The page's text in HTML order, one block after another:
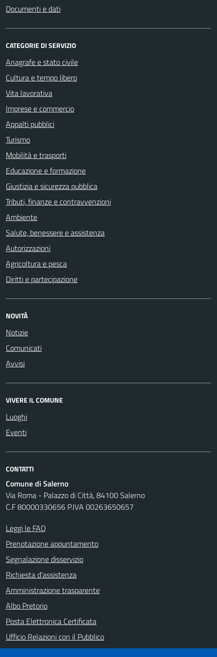
Documenti e dati
CATEGORIE DI SERVIZIO
Anagrafe e stato civile
Cultura e tempo libero
Vita lavorativa
Imprese e commercio
Appalti pubblici
Turismo
Mobilità e trasporti
Educazione e formazione
Giustizia e sicurezza pubblica
Tributi, finanze e contravvenzioni
Ambiente
Salute, benessere e assistenza
Autorizzazioni
Agricoltura e pesca
Diritti e partecipazione
NOVITÀ
Notizie
Comunicati
Avvisi
VIVERE IL COMUNE
Luoghi
Eventi
CONTATTI
Comune di Salerno
Via Roma - Palazzo di Città, 84100 Salerno
C.F 80000330656 P.IVA 00263650657
Leggi le FAQ
Prenotazione appuntamento
Segnalazione disservizio
Richiesta d'assistenza
Amministrazione trasparente
Albo Pretorio
Posta Elettronica Certificata
Ufficio Relazioni con il Pubblico
Note legali